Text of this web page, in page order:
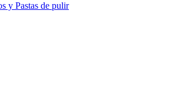
y Pastas de pulir